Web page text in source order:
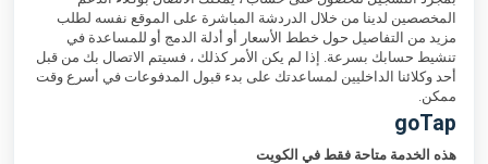
المخصصين لدينا من خلال الدردشة المباشرة على الموقع نفسه لطلب
مزيد من التفاصيل حول خطط الأسعار أو أدلة الدمج أو للمساعدة في
تنشيط حسابك بسرعة. إذا لم يكن الأمر كذلك ، فسيتم الاتصال بك من قبل
أحد وكلائنا الداخليين لمساعدتك على بدء قبول المدفوعات في أسرع وقت
ممكن.
goTap
هذه الخدمة متاحة فقط في الكويت